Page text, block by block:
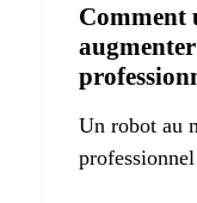
Comment
Un robot au